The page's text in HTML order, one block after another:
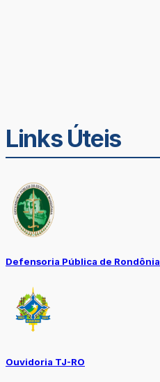
Links Úteis
Defensoria Pública de Rondônia
Ouvidoria TJ-RO